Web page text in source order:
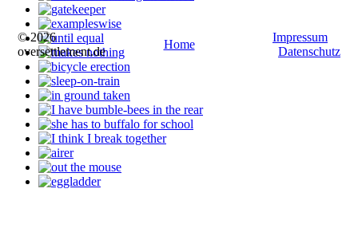
© 2026
oversettlement.de
Home
Impressum
Datenschutz